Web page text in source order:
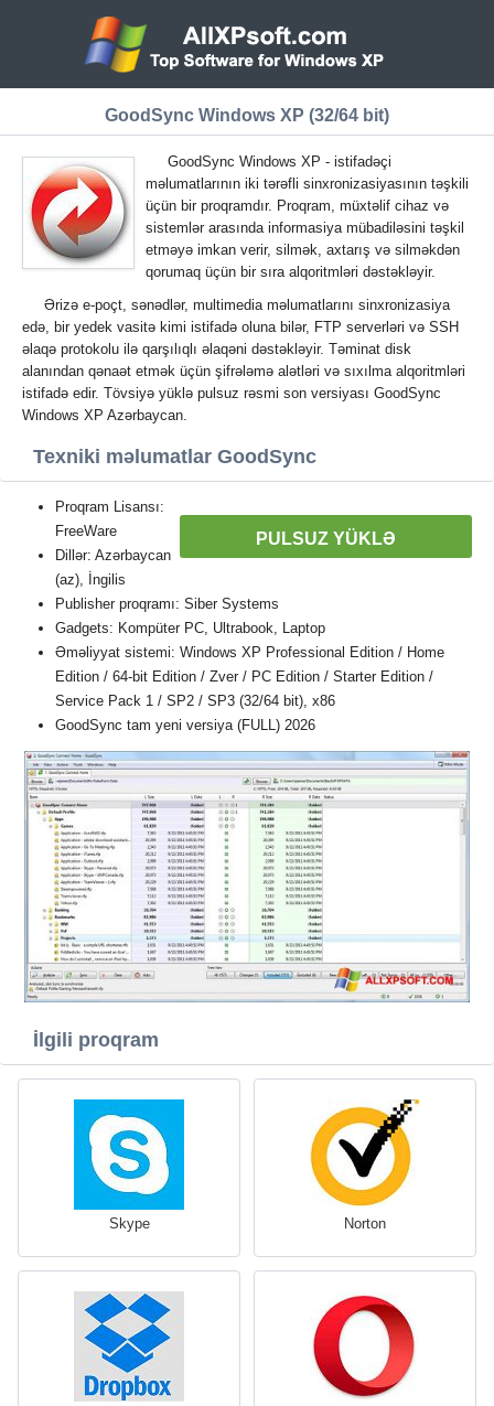
GoodSync Windows XP (32/64 bit)
GoodSync Windows XP - istifadəçi
məlumatlarının iki tərəfli sinxronizasiyasının təşkili
üçün bir proqramdır. Proqram, müxtəlif cihaz və
sistemlər arasında informasiya mübadiləsini təşkil
etməyə imkan verir, silmək, axtarış və silməkdən
qorumaq üçün bir sıra alqoritmləri dəstəkləyir.
Ərizə e-poçt, sənədlər, multimedia məlumatlarını sinxronizasiya
edə, bir yedek vasitə kimi istifadə oluna bilər, FTP serverləri və SSH
əlaqə protokolu ilə qarşılıqlı əlaqəni dəstəkləyir. Təminat disk
alanından qənaət etmək üçün şifrələmə alətləri və sıxılma alqoritmləri
istifadə edir. Tövsiyə yüklə pulsuz rəsmi son versiyası GoodSync
Windows XP Azərbaycan.
Texniki məlumatlar GoodSync
PULSUZ YÜKLƏ
Proqram Lisansı:
FreeWare
Dillər: Azərbaycan
(az), İngilis
Publisher proqramı: Siber Systems
Gadgets: Kompüter PC, Ultrabook, Laptop
Əməliyyat sistemi: Windows XP Professional Edition / Home
Edition / 64-bit Edition / Zver / PC Edition / Starter Edition /
Service Pack 1 / SP2 / SP3 (32/64 bit), x86
GoodSync tam yeni versiya (FULL) 2026
İlgili proqram
Skype Norton